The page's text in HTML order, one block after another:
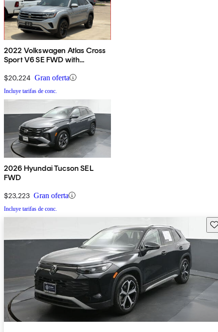
2022 Volkswagen Atlas Cross
Sport V6 SE FWD with
$20,224 Gran oferta
Incluye tarifas de conc.
2026 Hyundai Tucson SEL
FWD
$23,223 Gran oferta
Incluye tarifas de conc.